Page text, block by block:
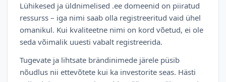
Lühikesed ja üldnimelised .ee domeenid on piiratud
ressurss – iga nimi saab olla registreeritud vaid ühel
omanikul. Kui kvaliteetne nimi on kord võetud, ei ole
seda võimalik uuesti vabalt registreerida.
Tugevate ja lihtsate brändinimede järele püsib
nõudlus nii ettevõtete kui ka investorite seas. Hästi